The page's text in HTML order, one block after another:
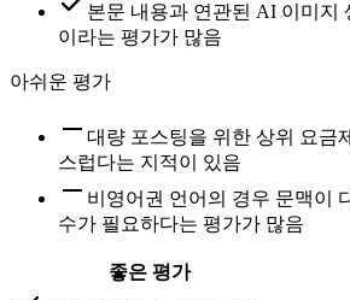
본문 내용과 연관된 AI 이미지
이라는 평가가 많음
아쉬운 평가
대량 포스팅을 위한 상위 요금
스럽다는 지적이 있음
비영어권 언어의 경우 문맥이
수가 필요하다는 평가가 많음
좋은 평가